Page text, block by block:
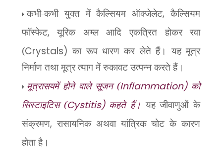
कभी-कभी युक्त में कैल्सियम ऑक्जेलेट,कैल्सियम
फॉस्फेट,यूरिक अम्ल आदि एकत्रित होकर रवा
(Crystals)का रूप धारण कर लेतेहैं। यह मूत्र
निर्माण तथा मूत्र त्याग में रुकावट उत्पन्न करते हैं।
मूत्रासयमें होने वाले सूजन (Inflammation) को
सिस्टाइटिस (Cystitis) कहते हैं। यह जीवाणुओं के
संक्रमण, रासायनिक अथवा यांत्रिक चोट के कारण
होता है।